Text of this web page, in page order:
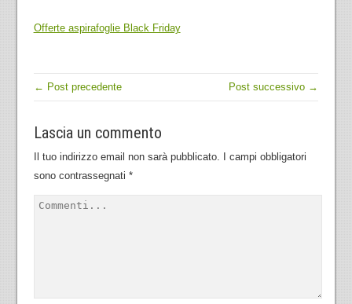
Offerte aspirafoglie Black Friday
← Post precedente Post successivo →
Lascia un commento
Il tuo indirizzo email non sarà pubblicato. I campi obbligatori
sono contrassegnati *